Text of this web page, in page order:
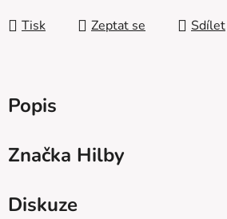
Tisk Zeptat se Sdílet
Popis
Značka Hilby
Diskuze